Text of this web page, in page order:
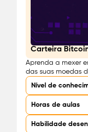
Carteira
Aprenda a mexer
das suas moedas
Nível de
Horas de aulas
Habilidade